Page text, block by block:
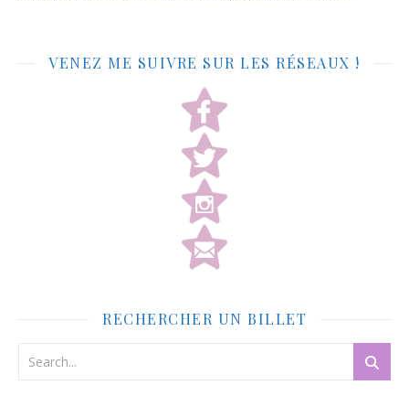
VENEZ ME SUIVRE SUR LES RÉSEAUX !
RECHERCHER UN BILLET